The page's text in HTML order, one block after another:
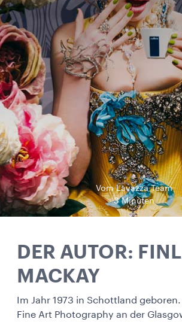
Vom Lavazza Team
3 Minuten
DER AUTOR:
MACKAY
Im Jahr 1973 in Schottland
Fine Art Photography an der